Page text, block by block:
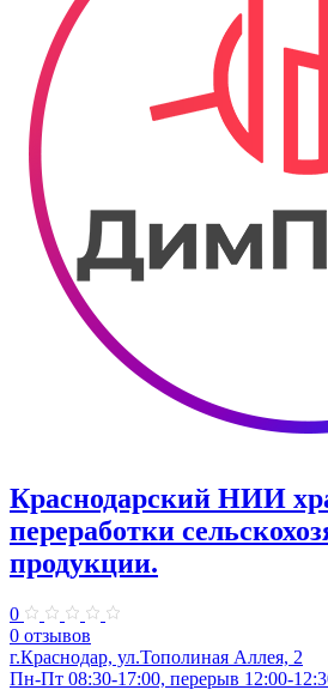
Краснодарский НИИ
переработки
продукции.
0
0 отзывов
г.Краснодар, ул.Тополиная Аллея, 2
Пн-Пт 08:30-17:00, перерыв 12:00-